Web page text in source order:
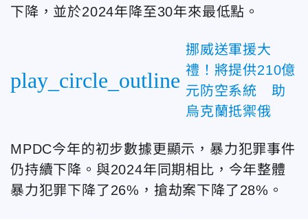
下降，並於2024年降至30年來最低點。
play_circle_outline
挪威送軍援大
禮！將提供210億
元防空系統 助
烏克蘭抵禦俄
MPDC今年的初步數據更顯示，暴力犯罪事件
仍持續下降。與2024年同期相比，今年整體
暴力犯罪下降了26%，搶劫案下降了28%。